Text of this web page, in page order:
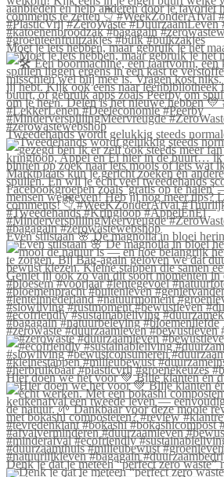
Moet je iets hebben, maar gebruik je het
Tweedehands wordt gelukkig steeds
Even stilstaan 🌸 De magnolia in bloei
#zerowaste #duurzaamleven #bewustleven
Hier doen we het voor 💚 Blije klanten én
Denk je dat je meteen “perfect zero waste”